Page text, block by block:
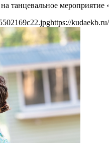
танцевальное
https://